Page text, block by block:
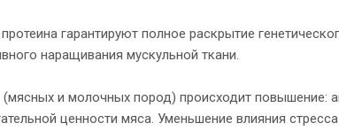
гарантируют полное раскрытие
наращивания мускульной ткани.
(мясных и молочных пород) происходит повышение:
ценности мяса. Уменьшение влияния